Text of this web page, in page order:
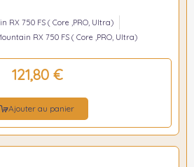
RX 750 FS ( Core ,PRO, Ultra)
RX 750 FS ( Core ,PRO, Ultra)
121,80 €
Ajouter au panier